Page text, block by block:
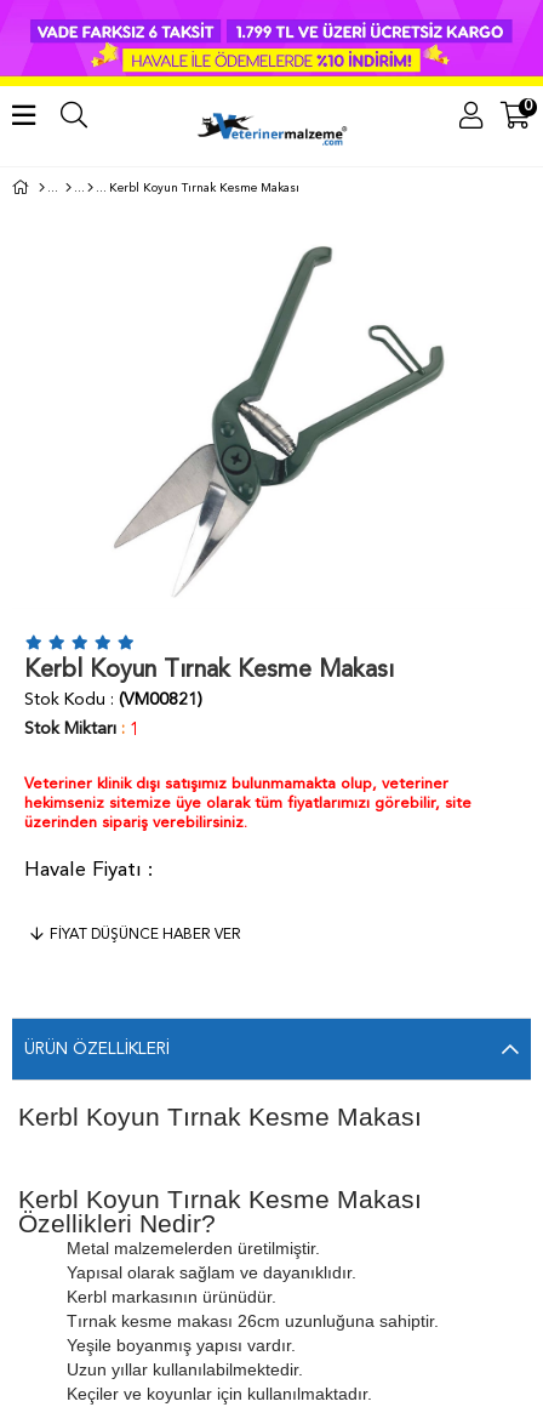
0
Kerbl Koyun Tırnak Kesme Makası
Kerbl Koyun Tırnak Kesme Makası
Stok Kodu
(VM00821)
Stok Miktarı : 1
Veteriner klinik dışı satışımız bulunmamakta olup, veteriner
hekimseniz sitemize üye olarak tüm fiyatlarımızı görebilir, site
üzerinden sipariş verebilirsiniz.
FIYAT DÜŞÜNCE HABER VER
ÜRÜN ÖZELLIKLERI
Kerbl Koyun Tırnak Kesme Makası
Kerbl Koyun Tırnak Kesme Makası
Özellikleri Nedir?
Metal malzemelerden üretilmiştir.
Yapısal olarak sağlam ve dayanıklıdır.
Kerbl markasının ürünüdür.
Tırnak kesme makası 26cm uzunluğuna sahiptir.
Yeşile boyanmış yapısı vardır.
Uzun yıllar kullanılabilmektedir.
Keçiler ve koyunlar için kullanılmaktadır.